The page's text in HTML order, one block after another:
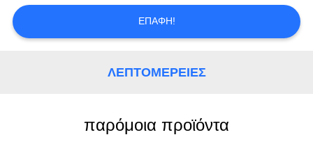
ΑΠΌΣΠΑΣΜΑ
ΕΠΑΦΉ!
ΛΕΠΤΟΜΈΡΕΙΕΣ
παρόμοια προϊόντα